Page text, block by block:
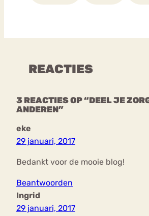
REACTIES
3 REACTIES OP “DEEL JE
ANDEREN”
eke
29 januari, 2017
Bedankt voor de mooie blog!
Beantwoorden
Ingrid
29 januari, 2017